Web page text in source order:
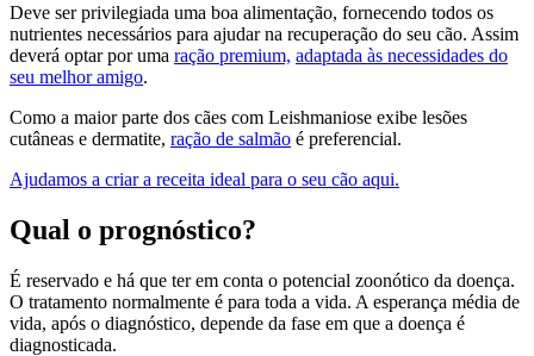
Deve ser privilegiada uma boa alimentação, fornecendo todos os
nutrientes necessários para ajudar na recuperação do seu cão. Assim
deverá optar por uma ração premium, adaptada às necessidades do
seu melhor amigo.
Como a maior parte dos cães com Leishmaniose exibe lesões
cutâneas e dermatite, ração de salmão é preferencial.
Ajudamos a criar a receita ideal para o seu cão aqui.
Qual o prognóstico?
É reservado e há que ter em conta o potencial zoonótico da doença.
O tratamento normalmente é para toda a vida. A esperança média de
vida, após o diagnóstico, depende da fase em que a doença é
diagnosticada.